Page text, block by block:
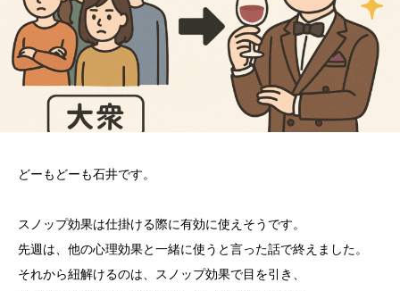
どーもどーも石井です。
スノップ効果は仕掛ける際に有効に使えそうです。
先週は、他の心理効果と一緒に使うと言った話で終えました。
それから紐解けるのは、スノップ効果で目を引き、